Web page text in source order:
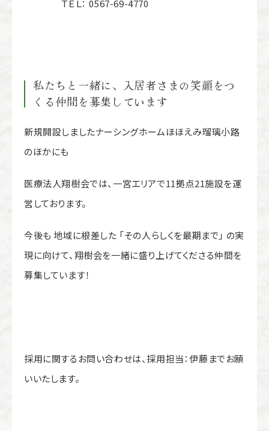
ＴＥＬ： 0567-69-4770
私たちと一緒に、入居者さまの笑顔をつ
くる仲間を募集しています
新規開設しましたナーシングホームほほえみ瑠璃小路
のほかにも
医療法人翔樹会では、一宮エリアで11拠点21施設を運
営しております。
今後も 地域に根差した 「その人らしくを最期まで」 の実
現に向けて、翔樹会を一緒に盛り上げてくださる仲間を
募集しています！
採用に関するお問い合わせは、採用担当：伊藤までお願
いいたします。